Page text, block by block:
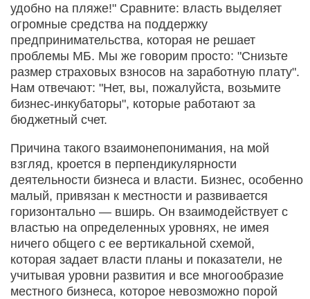
удобно на пляже!" Сравните: власть выделяет
огромные средства на поддержку
предпринимательства, которая не решает
проблемы МБ. Мы же говорим просто: "Снизьте
размер страховых взносов на заработную плату".
Нам отвечают: "Нет, вы, пожалуйста, возьмите
бизнес-инкубаторы", которые работают за
бюджетный счет.
Причина такого взаимонепонимания, на мой
взгляд, кроется в перпендикулярности
деятельности бизнеса и власти. Бизнес, особенно
малый, привязан к местности и развивается
горизонтально — вширь. Он взаимодействует с
властью на определенных уровнях, не имея
ничего общего с ее вертикальной схемой,
которая задает власти планы и показатели, не
учитывая уровни развития и все многообразие
местного бизнеса, которое невозможно порой